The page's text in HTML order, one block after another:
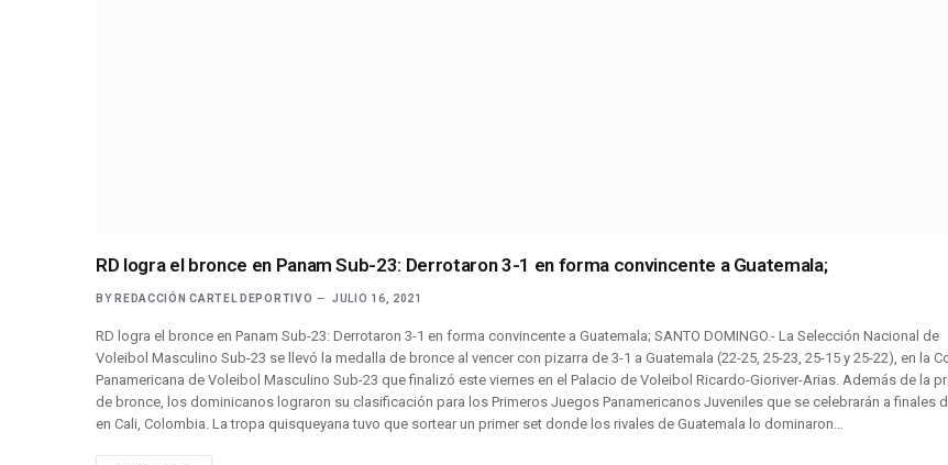
RD logra el bronce en Panam Sub-23: Derrotaron 3-1 en forma convincente a Guatemala;
BY REDACCIÓN CARTEL DEPORTIVO JULIO 16, 2021
RD logra el bronce en Panam Sub-23: Derrotaron 3-1 en forma convincente a Guatemala; SANTO DOMINGO.- La Selección Nacional de
Voleibol Masculino Sub-23 se llevó la medalla de bronce al vencer con pizarra de 3-1 a Guatemala (22-25, 25-23, 25-15 y 25-22), en la
Panamericana de Voleibol Masculino Sub-23 que finalizó este viernes en el Palacio de Voleibol Ricardo-Gioriver-Arias. Además de la
de bronce, los dominicanos lograron su clasificación para los Primeros Juegos Panamericanos Juveniles que se celebrarán a finales
en Cali, Colombia. La tropa quisqueyana tuvo que sortear un primer set donde los rivales de Guatemala lo dominaron…